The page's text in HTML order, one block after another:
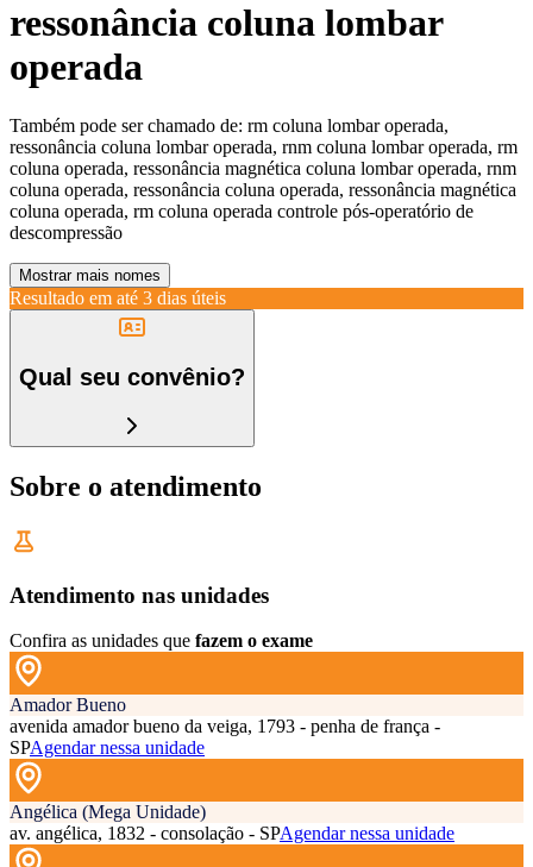
ressonância coluna lombar
operada
Também pode ser chamado de: rm coluna lombar operada,
ressonância coluna lombar operada, rnm coluna lombar operada, rm
coluna operada, ressonância magnética coluna lombar operada, rnm
coluna operada, ressonância coluna operada, ressonância magnética
coluna operada, rm coluna operada controle pós-operatório de
descompressão
Mostrar mais nomes
Resultado em até 3 dias úteis
Qual seu convênio?
Sobre o atendimento
Atendimento nas unidades
Confira as unidades que fazem o exame
Amador Bueno
avenida amador bueno da veiga, 1793 - penha de frança -
SPAgendar nessa unidade
Angélica (Mega Unidade)
av. angélica, 1832 - consolação - SPAgendar nessa unidade